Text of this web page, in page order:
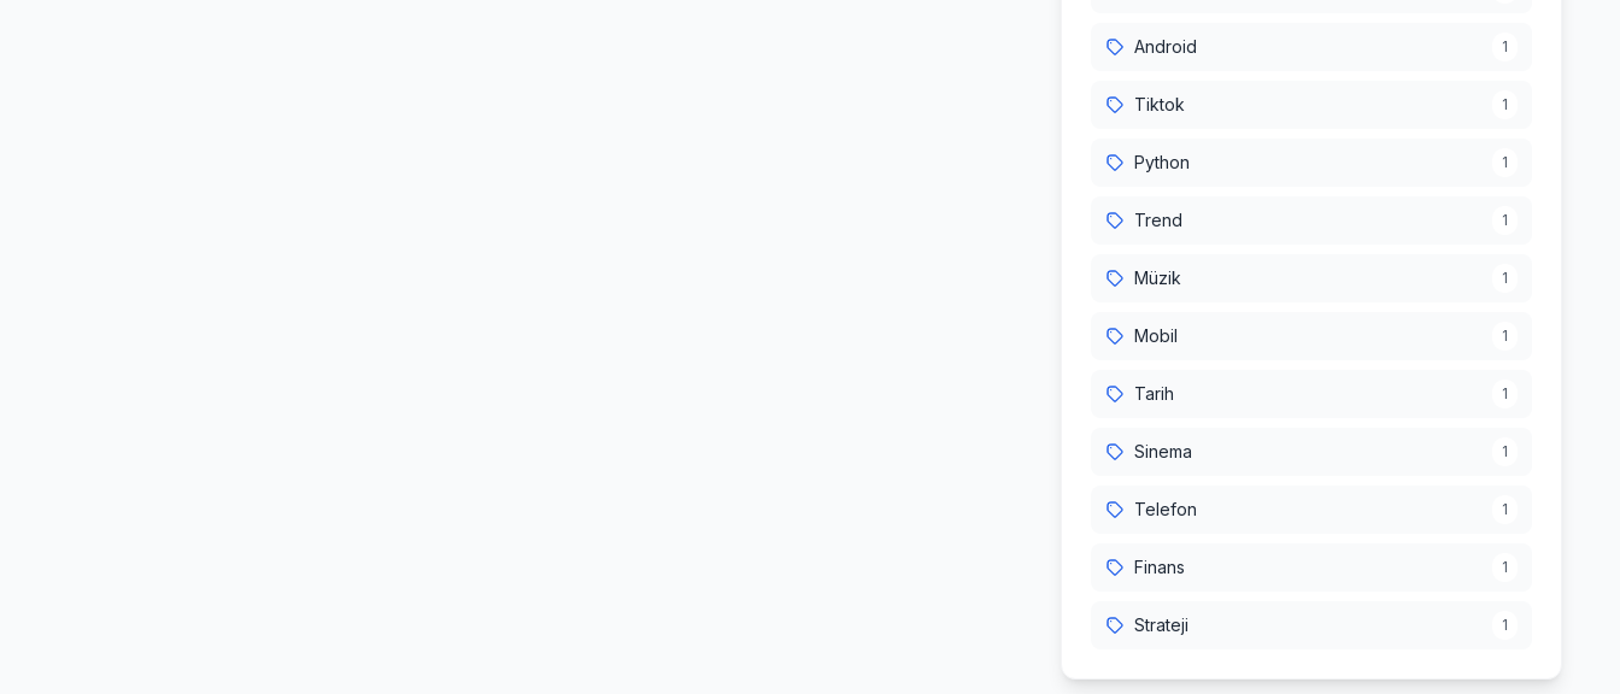
Android 1
Tiktok 1
Python 1
Trend 1
Müzik 1
Mobil 1
Tarih 1
Sinema 1
Telefon 1
Finans 1
Strateji 1